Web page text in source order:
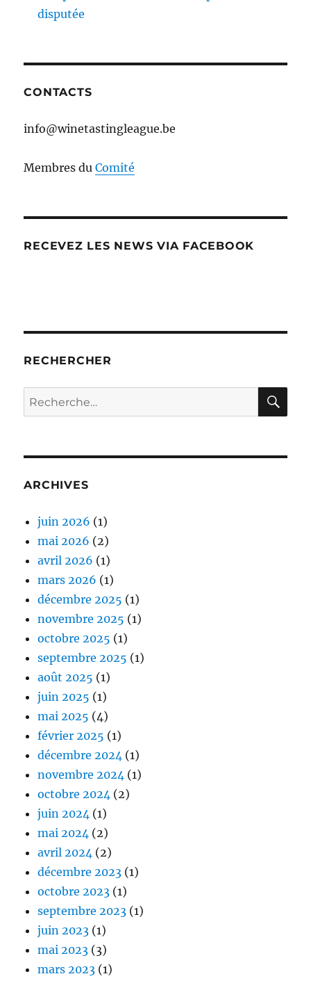
disputée
CONTACTS
info@winetastingleague.be
Membres duComité
RECEVEZ LES NEWS VIA FACEBOOK
RECHERCHER
Recherche
pour :
ARCHIVES
juin 2026 (1)
mai 2026 (2)
avril 2026 (1)
mars 2026 (1)
décembre 2025 (1)
novembre 2025 (1)
octobre 2025 (1)
septembre 2025 (1)
août 2025 (1)
juin 2025 (1)
mai 2025 (4)
février 2025 (1)
décembre 2024 (1)
novembre 2024 (1)
octobre 2024 (2)
juin 2024 (1)
mai 2024 (2)
avril 2024 (2)
décembre 2023 (1)
octobre 2023 (1)
septembre 2023 (1)
juin 2023 (1)
mai 2023 (3)
mars 2023 (1)